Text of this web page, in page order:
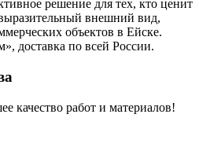
решение для тех, кто ценит
внешний вид,
объектов в Ейске.
доставка по всей России.
качество работ и материалов!